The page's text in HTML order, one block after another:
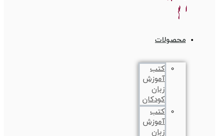
محصولات
کتب
آموزش
زبان
کودکان
کتب
آموزش
زبان